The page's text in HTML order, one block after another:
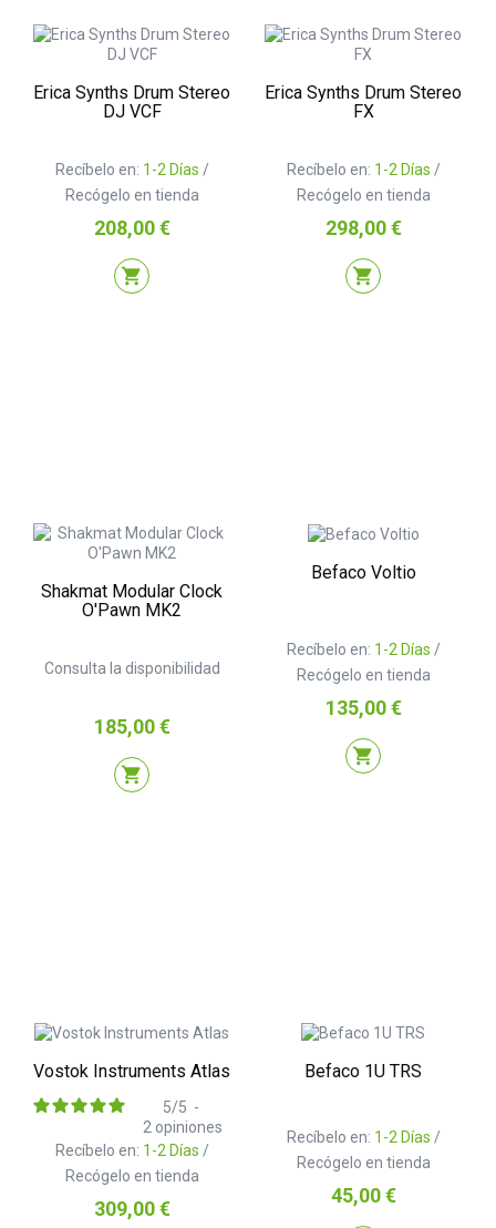
Erica Synths Drum Stereo
DJ VCF
Recíbelo en: 1-2 Días /
Recógelo en tienda
Precio
208,00 €
shopping_cart
Erica Synths Drum Stereo
FX
Recíbelo en: 1-2 Días /
Recógelo en tienda
Precio
298,00 €
shopping_cart
Shakmat Modular Clock
O'Pawn MK2
Consulta la disponibilidad
Precio
185,00 €
shopping_cart
Befaco Voltio
Recíbelo en: 1-2 Días /
Recógelo en tienda
Precio
135,00 €
shopping_cart
Vostok Instruments Atlas
Recíbelo en: 1-2 Días /
Recógelo en tienda
5/5 -
2 opiniones
Precio
309,00 €
Befaco 1U TRS
Recíbelo en: 1-2 Días /
Recógelo en tienda
Precio
45,00 €